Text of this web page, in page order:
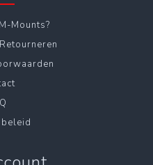
Mounts?